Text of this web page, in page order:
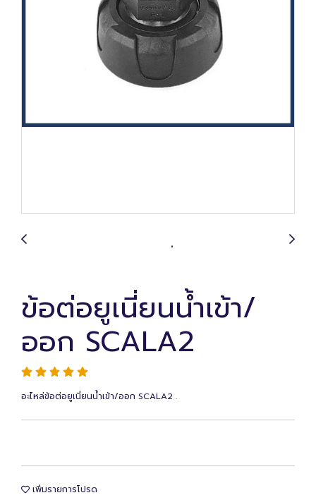
ข้อต่อยูเนี่ยนน้ำเข้า/
ออก SCALA2
อะไหล่ข้อต่อยูเนี่ยนน้ำเข้า/ออก SCALA2 .
เพิ่มรายการโปรด